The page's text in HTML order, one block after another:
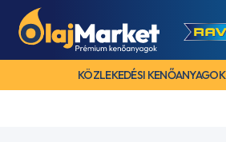
KÖZLEKEDÉSI KENŐANYAGOK